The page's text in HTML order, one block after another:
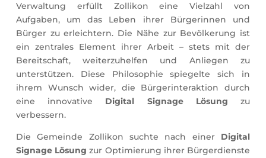
Verwaltung erfüllt Zollikon eine Vielzahl von
Aufgaben, um das Leben ihrer Bürgerinnen und
Bürger zu erleichtern. Die Nähe zur Bevölkerung ist
ein zentrales Element ihrer Arbeit – stets mit der
Bereitschaft, weiterzuhelfen und Anliegen zu
unterstützen. Diese Philosophie spiegelte sich in
ihrem Wunsch wider, die Bürgerinteraktion durch
eine innovative Digital Signage Lösung zu
verbessern.
Die Gemeinde Zollikon suchte nach einer Digital
Signage Lösung zur Optimierung ihrer Bürgerdienste